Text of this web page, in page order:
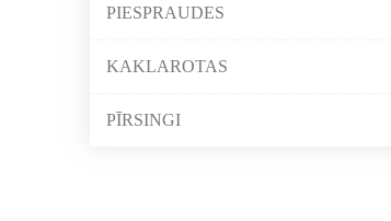
PIESPRAUDES
KAKLAROTAS
PĪRSINGI